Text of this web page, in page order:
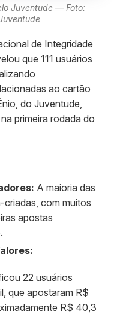
Juventude — Foto:
de Integridade
que 111 usuários
ao cartão
do Juventude,
primeira rodada do
A maioria das
com muitos
apostas
22 usuários
que apostaram R$
R$ 40,3